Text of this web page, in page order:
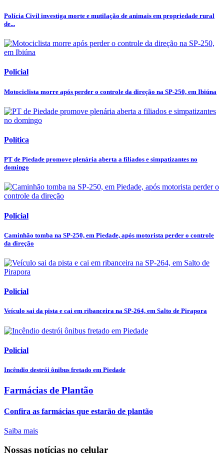
Polícia Civil investiga morte e mutilação de animais em propriedade rural
de...
Policial
Motociclista morre após perder o controle da direção na SP-250, em Ibiúna
Política
PT de Piedade promove plenária aberta a filiados e simpatizantes no
domingo
Policial
Caminhão tomba na SP-250, em Piedade, após motorista perder o controle
da direção
Policial
Veículo sai da pista e cai em ribanceira na SP-264, em Salto de Pirapora
Policial
Incêndio destrói ônibus fretado em Piedade
Farmácias de Plantão
Confira as farmácias que estarão de plantão
Saiba mais
Nossas notícias no celular